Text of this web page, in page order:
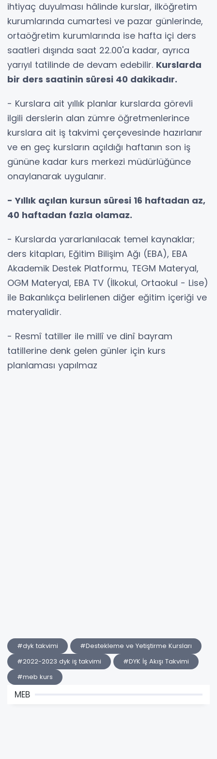
ihtiyaç duyulması hâlinde kurslar, ilköğretim
kurumlarında cumartesi ve pazar günlerinde,
ortaöğretim kurumlarında ise hafta içi ders
saatleri dışında saat 22.00'a kadar, ayrıca
yarıyıl tatilinde de devam edebilir. Kurslarda
bir ders saatinin süresi 40 dakikadır.
- Kurslara ait yıllık planlar kurslarda görevli
ilgili derslerin alan zümre öğretmenlerince
kurslara ait iş takvimi çerçevesinde hazırlanır
ve en geç kursların açıldığı haftanın son iş
gününe kadar kurs merkezi müdürlüğünce
onaylanarak uygulanır.
- Yıllık açılan kursun süresi 16 haftadan az,
40 haftadan fazla olamaz.
- Kurslarda yararlanılacak temel kaynaklar;
ders kitapları, Eğitim Bilişim Ağı (EBA), EBA
Akademik Destek Platformu, TEGM Materyal,
OGM Materyal, EBA TV (İlkokul, Ortaokul - Lise)
ile Bakanlıkça belirlenen diğer eğitim içeriği ve
materyalidir.
- Resmî tatiller ile millî ve dinî bayram
tatillerine denk gelen günler için kurs
planlaması yapılmaz
#dyk takvimi
#Destekleme ve Yetiştirme Kursları
#2022-2023 dyk iş takvimi
#DYK İş Akışı Takvimi
#meb kurs
MEB